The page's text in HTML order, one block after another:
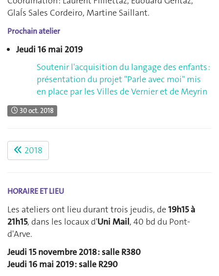
GlaÍs Sales Cordeiro, Martine Saillant.
Prochain atelier
Jeudi 16 mai 2019
Soutenir l'acquisition du langage des enfants :
présentation du projet "Parle avec moi" mis
en place par les Villes de Vernier et de Meyrin
30 oct. 2018
2018
HORAIRE ET LIEU
Les ateliers ont lieu durant trois jeudis, de19h15 à
21h15, dans les locaux d'Uni Mail, 40 bd du Pont-
d'Arve.
Jeudi 15 novembre 2018 : salle R380
Jeudi 16 mai 2019 : salle R290